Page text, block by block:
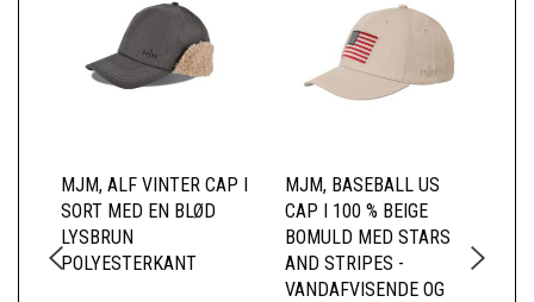
MJM, ALF VINTER CAP I
SORT MED EN BLØD
LYSBRUN
POLYESTERKANT
MJM, BASEBALL US
CAP I 100 % BEIGE
BOMULD MED STARS
AND STRIPES -
VANDAFVISENDE OG